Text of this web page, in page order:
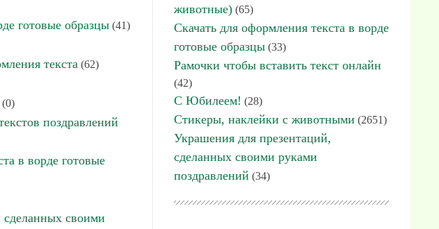
готовые образцы (41)
текста (62)
(0)
поздравлений
в ворде готовые
своими
животные) (65)
Скачать для оформления текста в ворде
готовые образцы (33)
Рамочки чтобы вставить текст онлайн
(42)
С Юбилеем! (28)
Стикеры, наклейки с животными (2651)
Украшения для презентаций,
сделанных своими руками
поздравлений (34)